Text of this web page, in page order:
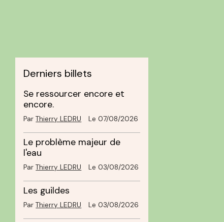
Derniers billets
Se ressourcer encore et
encore.
ParThierry LEDRU Le 07/08/2026
Le problème majeur de
l'eau
ParThierry LEDRU Le 03/08/2026
Les guildes
ParThierry LEDRU Le 03/08/2026